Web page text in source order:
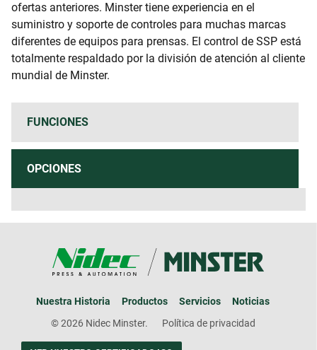
ofertas anteriores. Minster tiene experiencia en el
suministro y soporte de controles para muchas marcas
diferentes de equipos para prensas. El control de SSP está
totalmente respaldado por la división de atención al cliente
mundial de Minster.
FUNCIONES
OPCIONES
Nuestra Historia Productos Servicios
Noticias
© 2026 Nidec Minster.
Política de privacidad